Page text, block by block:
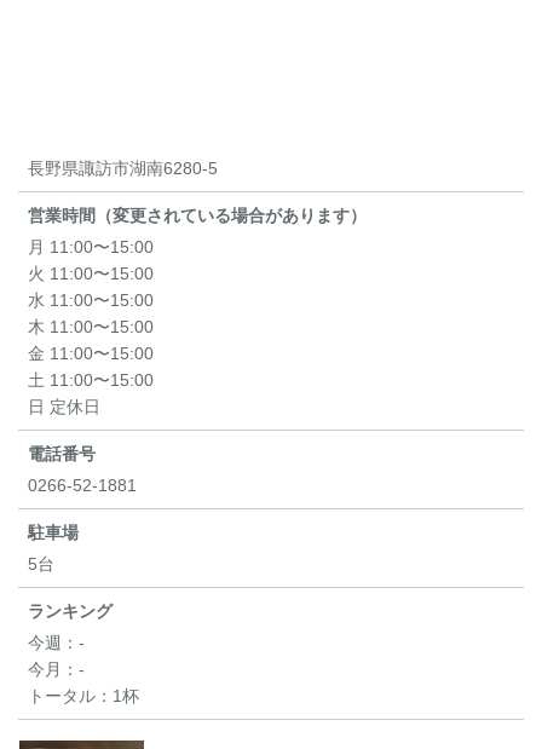
長野県諏訪市湖南6280-5
営業時間（変更されている場合があります）
月 11:00〜15:00
火 11:00〜15:00
水 11:00〜15:00
木 11:00〜15:00
金 11:00〜15:00
土 11:00〜15:00
日 定休日
電話番号
0266-52-1881
駐車場
5台
ランキング
今週： -
今月： -
トータル： 1杯